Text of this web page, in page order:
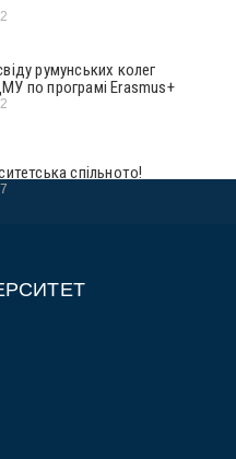
румунських колег
по програмі Erasmus+
спільното!